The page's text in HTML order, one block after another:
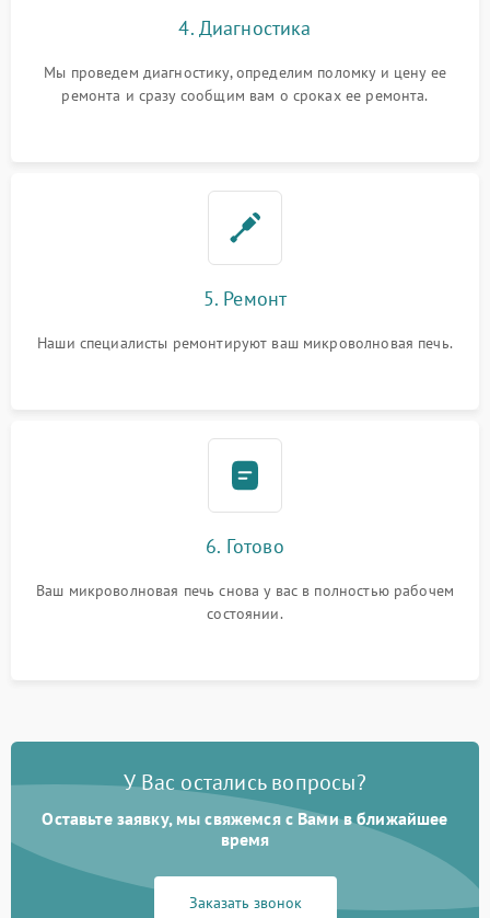
4. Диагностика
Мы проведем диагностику, определим поломку и цену ее
ремонта и сразу сообщим вам о сроках ее ремонта.
5. Ремонт
Наши специалисты ремонтируют ваш микроволновая печь.
6. Готово
Ваш микроволновая печь снова у вас в полностью рабочем
состоянии.
У Вас остались вопросы?
Оставьте заявку, мы свяжемся с Вами в ближайшее
время
Заказать звонок